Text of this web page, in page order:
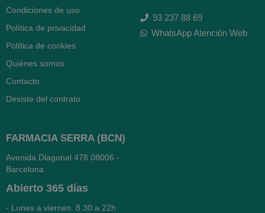
Condiciones de uso
Política de privacidad
Política de cookies
Quiénes somos
Contacto
Desiste del contrato
93 237 88 69
WhatsApp Atención Web
FARMACIA SERRA (BCN)
Avenida Diagonal 478 08006 -
Barcelona
Abierto 365 días
- Lunes a viernes: 8.30 a 22h